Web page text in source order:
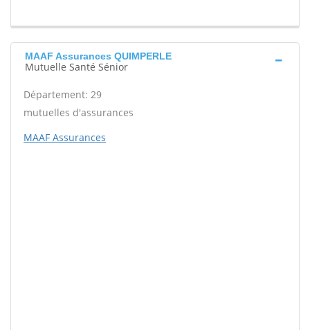
MAAF Assurances QUIMPERLE
Mutuelle Santé Sénior
Département: 29
mutuelles d'assurances
MAAF Assurances